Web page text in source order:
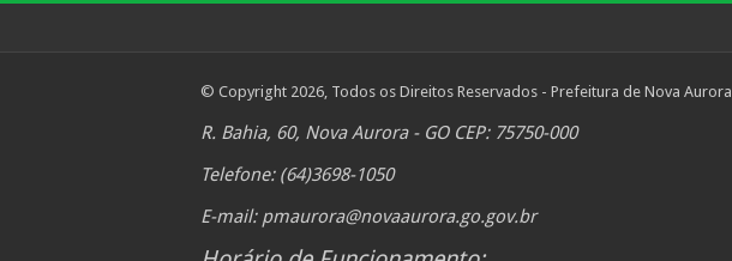
© Copyright 2026, Todos os Direitos Reservados - Prefeitura de Nova Aurora
R. Bahia, 60, Nova Aurora - GO CEP: 75750-000
Telefone: (64)3698-1050
E-mail: pmaurora@novaaurora.go.gov.br